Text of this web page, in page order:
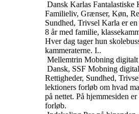
Dansk Karlas Fantalastiske
Familieliv, Grænser, Køn,
Sundhed, Trivsel Karla er
8 år med familie,
Hver dag tager hun
kammeraterne. I..
Mellemtrin Mobning digitalt
Dansk, SSF Mobning
Rettigheder, Sundhed,
lektioners forløb om hvad
på nettet. På hjemmesiden
forløb.